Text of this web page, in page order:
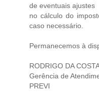
de eventuais ajustes
no cálculo do
caso necessário.
Permanecemos à
RODRIGO DA
Gerência de
PREVI